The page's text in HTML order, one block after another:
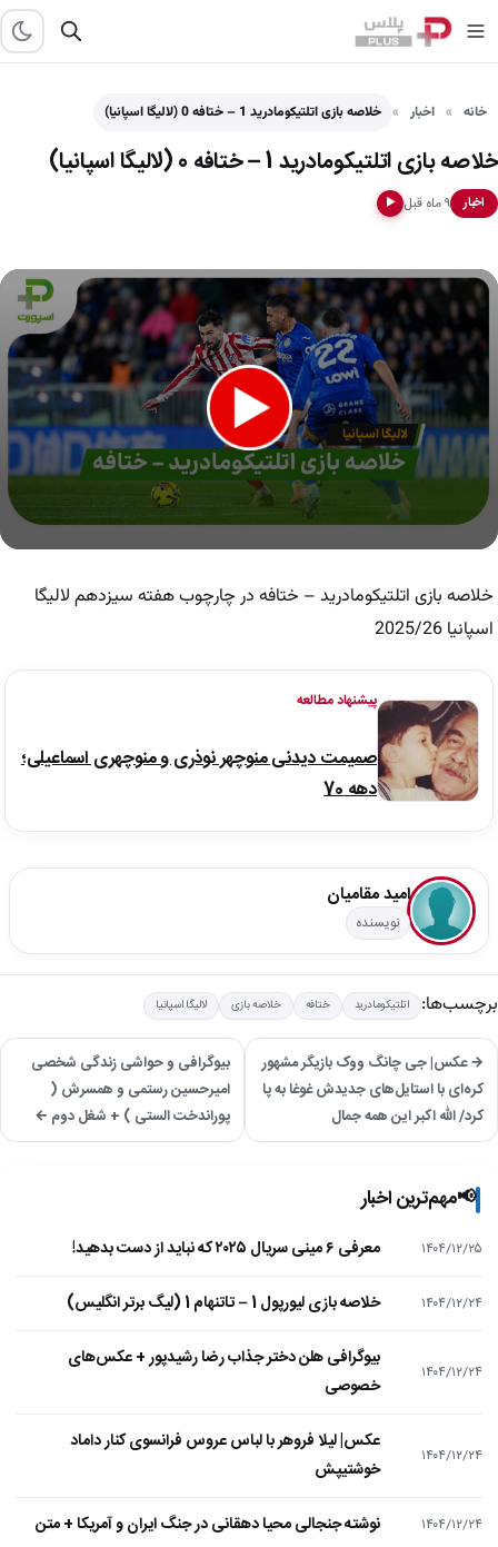
خانه اخبار خلاصه بازی اتلتیکومادرید 1 – ختافه 0 (لالیگا اسپانیا)
خلاصه بازی اتلتیکومادرید 1 – ختافه 0 (لالیگا اسپانیا)
اخبار ۹ ماه قبل ▶
خلاصه بازی اتلتیکومادرید – ختافه در چارچوب هفته سیزدهم لالیگا
اسپانیا 2025/26
پیشنهاد مطالعه
صمیمت دیدنی منوچهر نوذری و منوچهری اسماعیلی؛
دهه 70
امید مقامیان
نویسنده
برچسب‌ها: اتلتیکومادرید ختافه خلاصه بازی لالیگا اسپانیا
→ عکس| جی‌ چانگ‌ ووک بازیگر مشهور
کره‌ای با استایل‌های جدیدش غوغا به پا
کرد/ الله اکبر این همه جمال
بیوگرافی و حواشی زندگی شخصی
امیرحسین رستمی و همسرش (
پوراندخت الستی ) + شغل دوم ←
📢مهم‌ترین اخبار
۱۴۰۴/۱۲/۲۵ معرفی ۶ مینی سریال ۲۰۲۵ که نباید از دست بدهید!
۱۴۰۴/۱۲/۲۴ خلاصه بازی لیورپول 1 – تاتنهام 1 (لیگ برتر انگلیس)
۱۴۰۴/۱۲/۲۴
بیوگرافی هلن دختر جذاب رضا رشیدپور + عکس‌های
خصوصی
۱۴۰۴/۱۲/۲۴
عکس| لیلا فروهر با لباس عروس فرانسوی کنار داماد
خوشتیپش
۱۴۰۴/۱۲/۲۴ نوشته جنجالی محیا دهقانی در جنگ ایران و آمریکا + متن